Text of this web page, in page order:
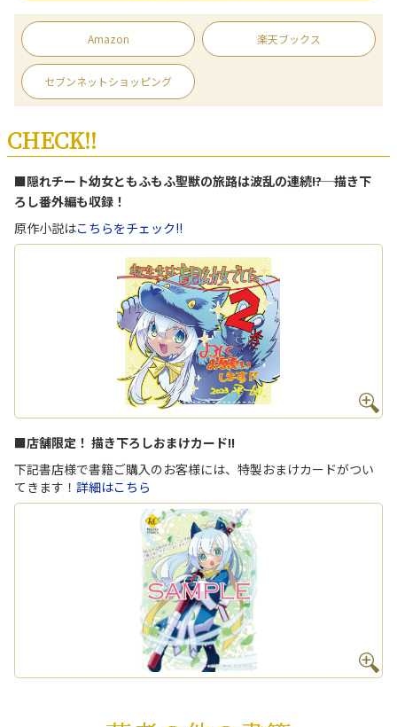
Amazon 楽天ブックス
セブンネットショッピング
CHECK!!
■隠れチート幼女ともふもふ聖獣の旅路は波乱の連続――!? 描き下
ろし番外編も収録！
原作小説はこちらをチェック!!
■店舗限定！ 描き下ろしおまけカード!!
下記書店様で書籍ご購入のお客様には、特製おまけカードがつい
てきます！ 詳細はこちら